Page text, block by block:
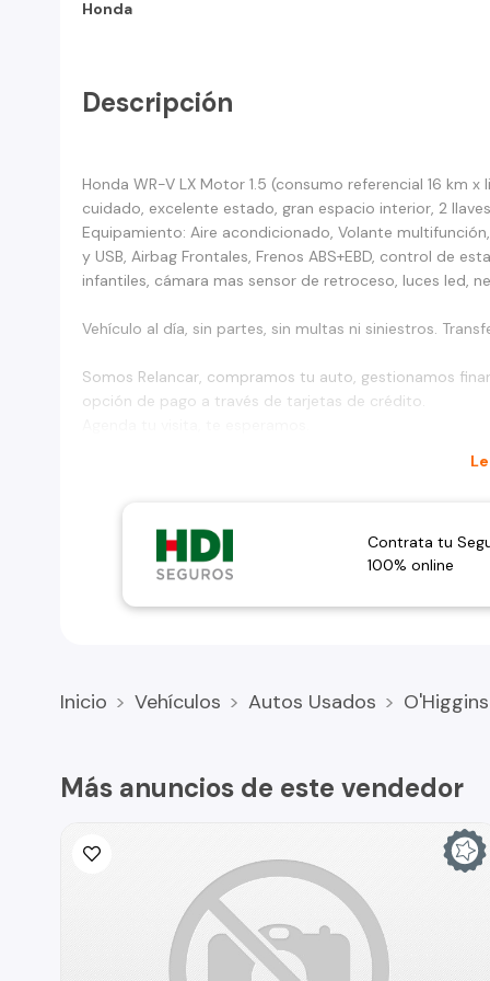
Honda
Descripción
Honda WR-V LX Motor 1.5 (consumo referencial 16 km
cuidado, excelente estado, gran espacio interior, 2
Equipamiento: Aire acondicionado, Volante
y USB, Airbag Frontales, Frenos ABS+EBD, control de
infantiles, cámara mas sensor de retroceso, luces led,
Vehículo al día, sin partes, sin multas ni siniestros.
Somos Relancar, compramos tu auto, gestionamos
opción de pago a través de tarjetas de crédito.
Contrata tu
100% online
Inicio Vehículos Autos Usados O'Higgins
Más anuncios de este vendedor